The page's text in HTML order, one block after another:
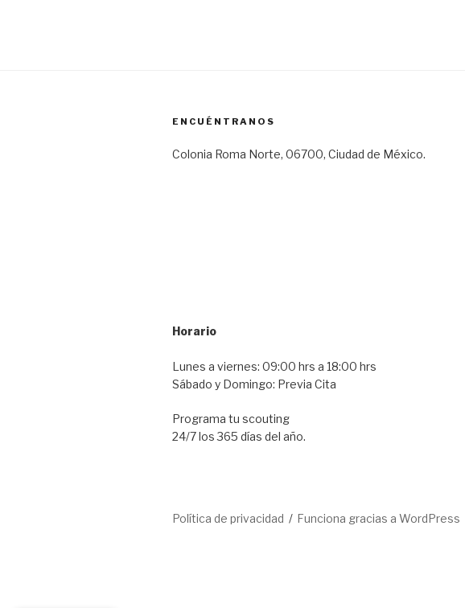
ENCUÉNTRANOS
Colonia Roma Norte, 06700, Ciudad de México.
Horario
Lunes a viernes: 09:00 hrs a 18:00 hrs
Sábado y Domingo: Previa Cita
Programa tu scouting
24/7 los 365 días del año.
Política de privacidad Funciona gracias a WordPress